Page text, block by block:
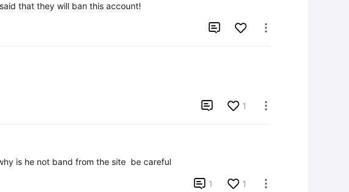
that they will ban this account!
 
 1 
is he not band from the site  be careful
 1 1 